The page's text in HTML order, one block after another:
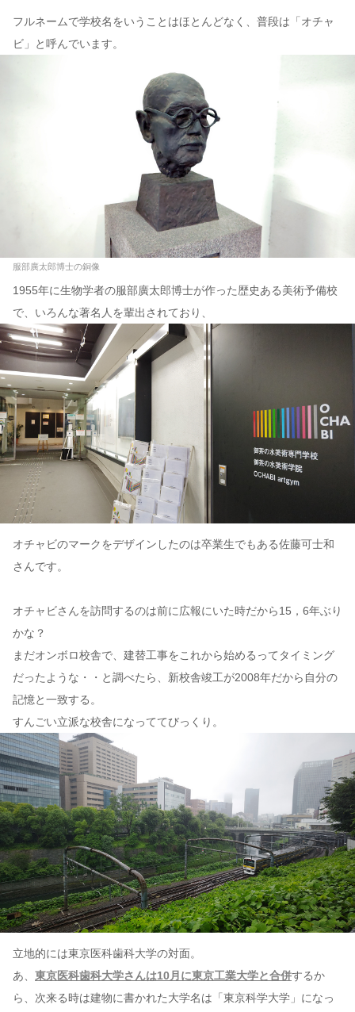
フルネームで学校名をいうことはほとんどなく、普段は「オチャ
ビ」と呼んでいます。
服部廣太郎博士の銅像
1955年に生物学者の服部廣太郎博士が作った歴史ある美術予備校
で、いろんな著名人を輩出されており、
オチャビのマークをデザインしたのは卒業生でもある佐藤可士和
さんです。
オチャビさんを訪問するのは前に広報にいた時だから15，6年ぶり
かな？
まだオンボロ校舎で、建替工事をこれから始めるってタイミング
だったような・・と調べたら、新校舎竣工が2008年だから自分の
記憶と一致する。
すんごい立派な校舎になっててびっくり。
立地的には東京医科歯科大学の対面。
あ、 東京医科歯科大学さんは10月に東京工業大学と合併するか
ら、次来る時は建物に書かれた大学名は「東京科学大学」になっ